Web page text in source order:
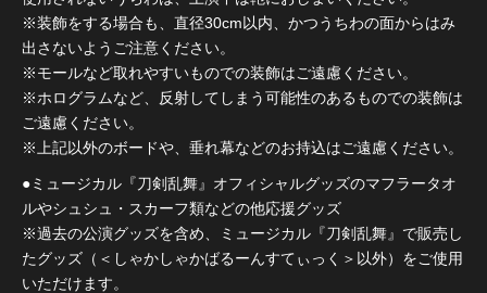
※装飾をする場合も、直径30cm以内、かつうちわの面からはみ
出さないようご注意ください。
※モールなど取れやすいものでの装飾はご遠慮ください。
※ホログラムなど、反射してしまう可能性のあるものでの装飾は
ご遠慮ください。
※上記以外のボードや、垂れ幕などのお持込はご遠慮ください。
●ミュージカル『刀剣乱舞』オフィシャルグッズのマフラータオ
ルやシュシュ・スカーフ類などの他応援グッズ
※過去の公演グッズを含め、ミュージカル『刀剣乱舞』で販売し
たグッズ（＜しゃかしゃかばるーんすてぃっく＞以外）をご使用
いただけます。